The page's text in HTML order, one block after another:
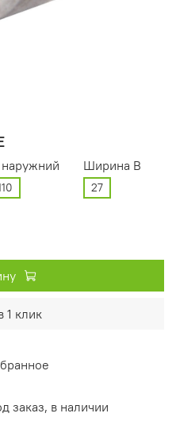
наружний Ширина В
27
1 клик
заказ, в наличии